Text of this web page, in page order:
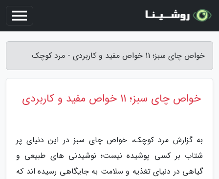
خواص چای سبز؛ 11 خواص مفید و کاربردی - مرد کوچک
خواص چای سبز؛ 11 خواص مفید و کاربردی
به گزارش مرد کوچک، خواص چای سبز در این دنیای پر
شتاب بر کسی پوشیده نیست؛ نوشیدنی های طبیعی و
گیاهی در دنیای تغذیه و سلامت به جایگاهی رسیده اند که